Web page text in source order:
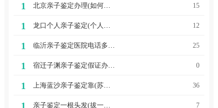
1 北京亲子鉴定办理(如何申请办理亲子鉴定) 15
1 龙口个人亲子鉴定(个人亲子鉴定费用是多少钱啊) 12
1 临沂亲子鉴定医院电话多少(医院做亲子鉴定大概多少钱) 25
1 宿迁子渊亲子鉴定假证办理流程（宿迁亲子鉴定假证办理方法） 0
1 上海蓝沙亲子鉴定靠(苏州蓝沙生物亲子鉴定正规吗) 36
1 亲子鉴定一根头发(拔一根头发可以做亲子鉴定吗) 7